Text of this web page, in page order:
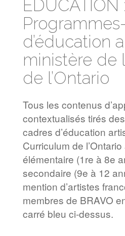
ÉDUCATION
d’éducation
ministère de
de l’Ontario
Tous les contenus
contextualisés tirés
cadres d’éducation
Curriculum de
élémentaire (1re à 8e
secondaire (9e à 12
mention d’artistes
membres de BRAVO
carré bleu ci-dessus.